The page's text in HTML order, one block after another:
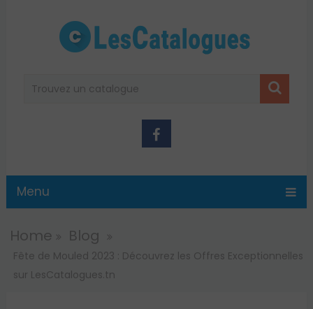
Menu
Home Blog
Fête de Mouled 2023 : Découvrez les Offres Exceptionnelles
sur LesCatalogues.tn